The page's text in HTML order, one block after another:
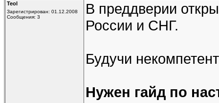
Teol
Зарегистрирован: 01.12.2008
Сообщения: 3
В преддверии
России и СНГ.
Будучи
Нужен гайд по